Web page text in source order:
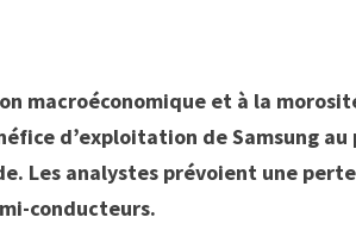
macroéconomique et à la
d’exploitation de Samsung
Les analystes prévoient une
conducteurs.